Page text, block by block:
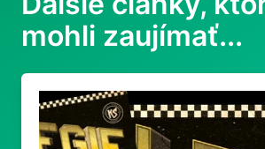
mohli zaujímať...